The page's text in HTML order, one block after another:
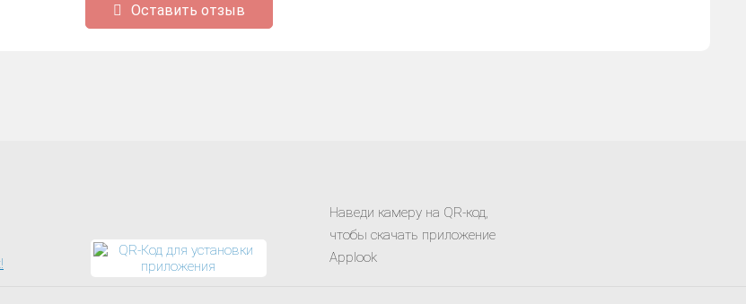
Оставить отзыв
Наведи камеру на QR-код,
чтобы скачать приложение
Applook